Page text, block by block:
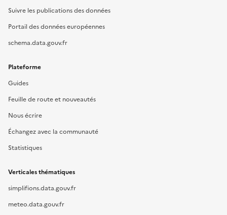
Suivre les publications des données
Portail des données européennes
schema.data.gouv.fr
Plateforme
Guides
Feuille de route et nouveautés
Nous écrire
Échangez avec la communauté
Statistiques
Verticales thématiques
simplifions.data.gouv.fr
meteo.data.gouv.fr